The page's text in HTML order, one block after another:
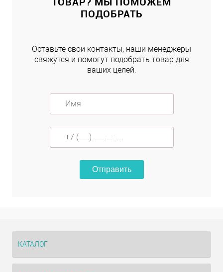
ПОДОБРАТЬ
Оставьте свои контакты, наши менеджеры
свяжутся и помогут подобрать товар для
ваших целей.
Отправить
КАТАЛОГ